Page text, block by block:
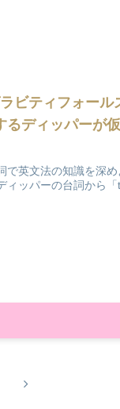
ラビティフォー
ディッパーが
で英文法の知識を深
ィッパーの台詞から
次